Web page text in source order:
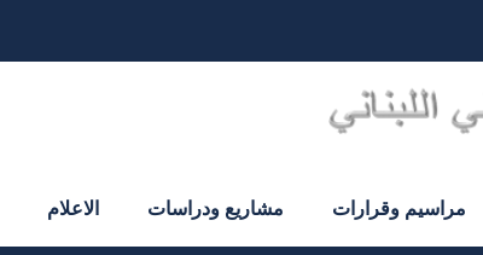
مراسيم وقرارات مشاريع ودراسات الاعلام